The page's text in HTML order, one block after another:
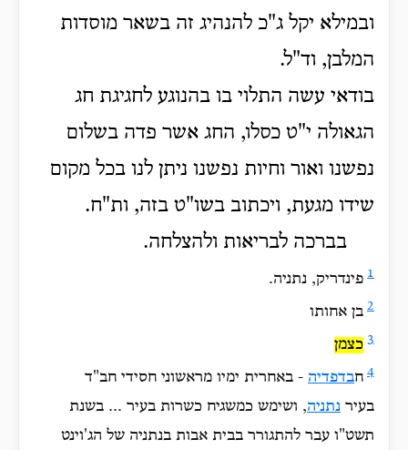
ובמילא יקל ג"כ להנהיג זה בשאר מוסדות
המלבן, וד"ל.
בודאי עשה התלוי בו בהנוגע לחגיגת חג
הגאולה י"ט כסלו, החג אשר פדה בשלום
נפשנו ואור וחיות נפשנו ניתן לנו בכל מקום
שידו מגעת, ויכתוב בשו"ט בזה, ות"ח.
בברכה לבריאות ולהצלחה.
1 פינדריק, נתניה.
2 בן אחותו
3 כצמן
4 חבדפדיה - באחרית ימיו מראשוני חסידי חב"ד
בעיר נתניה, ושימש כמשגיח כשרות בעיר ... בשנת
תשט"ו עבר להתגורר בבית אבות בנתניה של הג'וינט